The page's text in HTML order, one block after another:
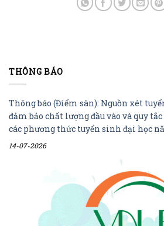
THÔNG BÁO
Thông báo (Điểm sàn): Nguồn xét
đảm bảo chất lượng đầu vào và quy
các phương thức tuyển sinh đại học
14-07-2026